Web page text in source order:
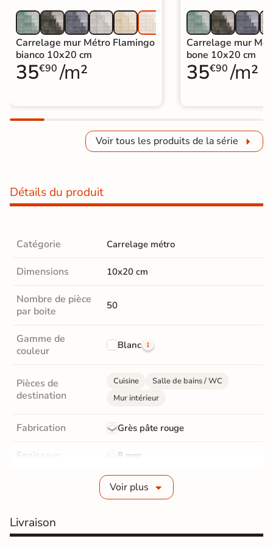
Carrelage mur Métro Flamingo
bianco 10x20 cm
35€90 /m²
Carrelage mur
bone 10x20 cm
35€90 /m²
Voir tous les produits de la série
Détails du produit
Catégorie Carrelage métro
Dimensions 10x20 cm
Nombre de pièce
par boite
50
Gamme de
couleur
Blanc
Pièces de
destination
Cuisine
Salle de bains / WC
Mur intérieur
Fabrication Grès pâte rouge
Epaisseur 8 mm
Motif aléatoires
Finition Brillant
Voir plus
Livraison